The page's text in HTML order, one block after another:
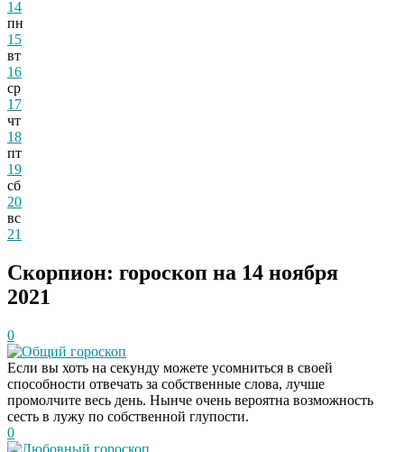
14
пн
15
вт
16
ср
17
чт
18
пт
19
сб
20
вс
21
Скорпион: гороскоп на 14 ноября
2021
0
Общий гороскоп
Если вы хоть на секунду можете усомниться в своей
способности отвечать за собственные слова, лучше
промолчите весь день. Нынче очень вероятна возможность
сесть в лужу по собственной глупости.
0
Любовный гороскоп